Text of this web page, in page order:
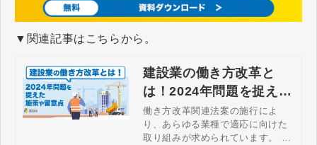
▼関連記事はこちらから。
建設業の働き方改革と
は！2024年問題を捉えた
施策や留意点
働き方改革関連法案の施行によ
り、あらゆる業種で適応に向けた
取り組みが求められています。 こ